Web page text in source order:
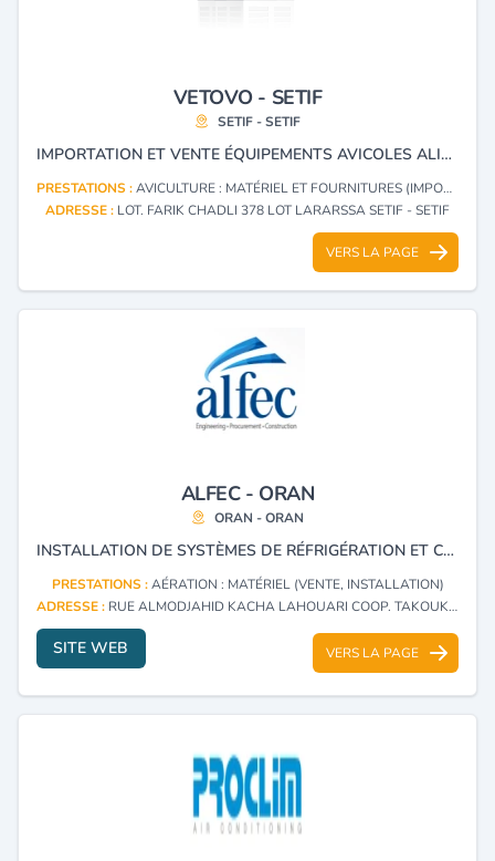
VETOVO - SETIF
SETIF - SETIF
IMPORTATION ET VENTE ÉQUIPEMENTS AVICOLES ALIMENTATION ANIMALE.
PRESTATIONS :AVICULTURE : MATÉRIEL ET FOURNITURES (IMPORTATION, EXPORTATION)
ADRESSE : LOT. FARIK CHADLI 378 LOT LARARSSA SETIF - SETIF
VERS LA PAGE
ALFEC - ORAN
ORAN - ORAN
INSTALLATION DE SYSTÈMES DE RÉFRIGÉRATION ET CLIMATISATION ,TRAITEMENT DE L'AIR , DÉSENFUMAGE, ÉLECTRICITÉ, RÉGULATION ET FROID INDUSTRIEL.
PRESTATIONS :AÉRATION : MATÉRIEL (VENTE, INSTALLATION)
ADRESSE : RUE ALMODJAHID KACHA LAHOUARI COOP. TAKOUK ADDA VILLA 38 CANASTEL ORAN - ORAN
SITE WEB VERS LA PAGE